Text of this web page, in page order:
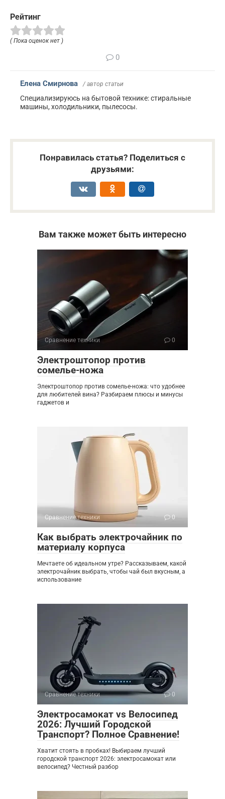
Рейтинг
( Пока оценок нет )
0
Елена Смирнова / автор статьи
Специализируюсь на бытовой технике: стиральные
машины, холодильники, пылесосы.
Понравилась статья? Поделиться с
друзьями:
Вам также может быть интересно
Сравнение техники 0
Электроштопор против
сомелье-ножа
Электроштопор против сомелье-ножа: что удобнее
для любителей вина? Разбираем плюсы и минусы
гаджетов и
Сравнение техники 0
Как выбрать электрочайник по
материалу корпуса
Мечтаете об идеальном утре? Рассказываем, какой
электрочайник выбрать, чтобы чай был вкусным, а
использование
Сравнение техники 0
Электросамокат vs Велосипед
2026: Лучший Городской
Транспорт? Полное Сравнение!
Хватит стоять в пробках! Выбираем лучший
городской транспорт 2026: электросамокат или
велосипед? Честный разбор